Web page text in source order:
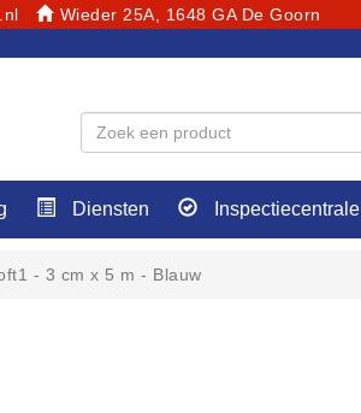
Wieder 25A, 1648 GA De Goorn
Diensten Inspectiecentrale
- 3 cm x 5 m - Blauw